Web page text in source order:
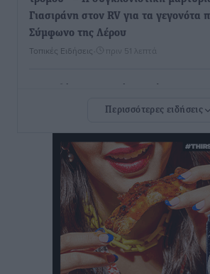
Γιασιράνη στον RV για τα γεγονότα
Σύμφωνο της Λέρου
Τοπικές Ειδήσεις πριν 51 λεπτά
πριν 1 ώρα
Έκτακτη συνεδρίαση της Δημοτικής
αύριο Παρασκευή 7 Αυγούστου
Τοπικές Ειδήσεις πριν 1 ώρα
ΑΕΡΑ: Δεν σταματάει να ενισχύεται,
Μητρόπουλος
Αθλητικά• πριν 1 ώρα
Περισσότερες ειδήσεις